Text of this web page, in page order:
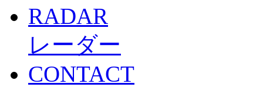
RADAR
レーダー
CONTACT